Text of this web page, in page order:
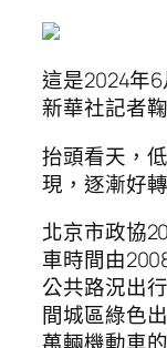
這是2024年
新華社記者
抬頭看天，
現，逐漸好
北京市政協
車時間由
公共路況出
間城區綠色